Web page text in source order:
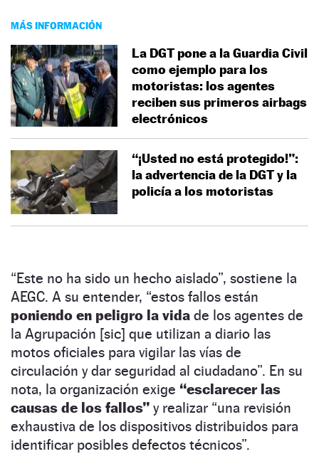
MÁS INFORMACIÓN
La DGT pone a la Guardia Civil
como ejemplo para los
motoristas: los agentes
reciben sus primeros airbags
electrónicos
“¡Usted no está protegido!”:
la advertencia de la DGT y la
policía a los motoristas
“Este no ha sido un hecho aislado”, sostiene la
AEGC. A su entender, “estos fallos están
poniendo en peligro la vida de los agentes de
la Agrupación [sic] que utilizan a diario las
motos oficiales para vigilar las vías de
circulación y dar seguridad al ciudadano”. En su
nota, la organización exige “esclarecer las
causas de los fallos” y realizar “una revisión
exhaustiva de los dispositivos distribuidos para
identificar posibles defectos técnicos”.